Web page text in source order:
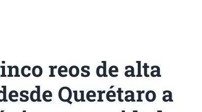
reos de alta
Querétaro a